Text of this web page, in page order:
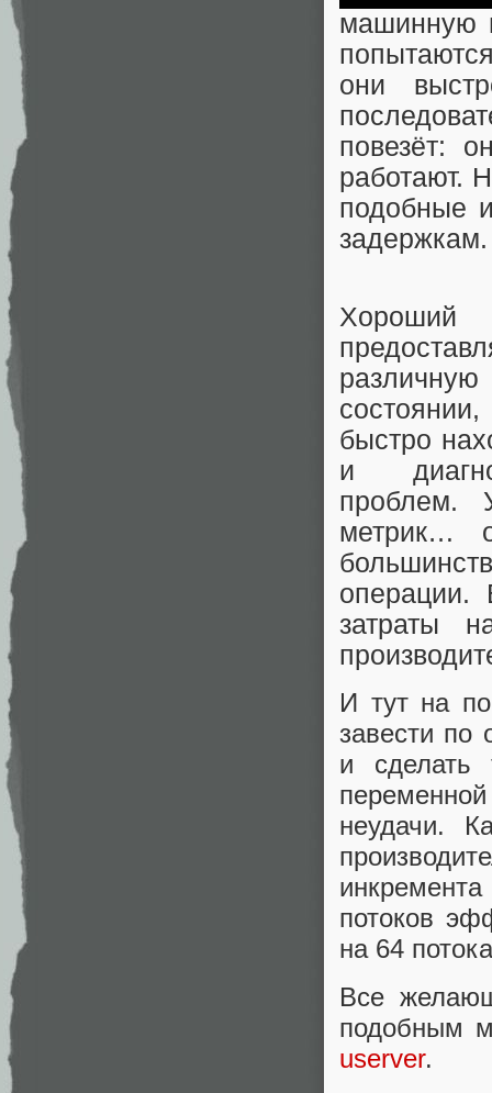
машинную
они
повезёт:
работают.
подобные
задержкам.
быстро
и
проблем.
метрик…
операции.
затраты
И тут на
завести по
и сделать
неудачи.
потоков
на 64
Все
подобным
userver.